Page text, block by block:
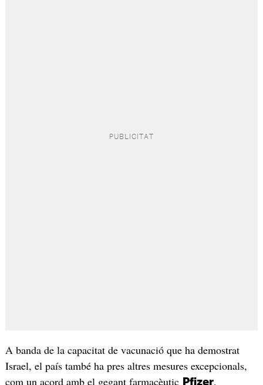
A banda de la capacitat de vacunació que ha demostrat
Israel, el país també ha pres altres mesures excepcionals,
com un acord amb el gegant farmacèutic Pfizer,